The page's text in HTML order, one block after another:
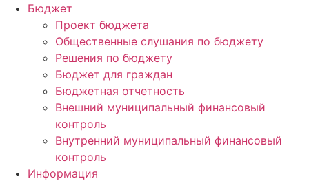
Бюджет
Проект бюджета
Общественные слушания по бюджету
Решения по бюджету
Бюджет для граждан
Бюджетная отчетность
Внешний муниципальный финансовый
контроль
Внутренний муниципальный финансовый
контроль
Информация